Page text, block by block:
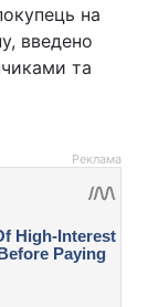
на
введено
та
Реклама